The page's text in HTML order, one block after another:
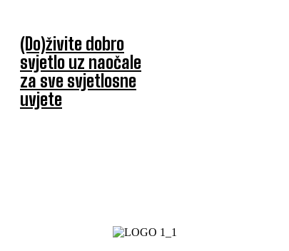
(Do)živite dobro
svjetlo uz naočale
za sve svjetlosne
uvjete